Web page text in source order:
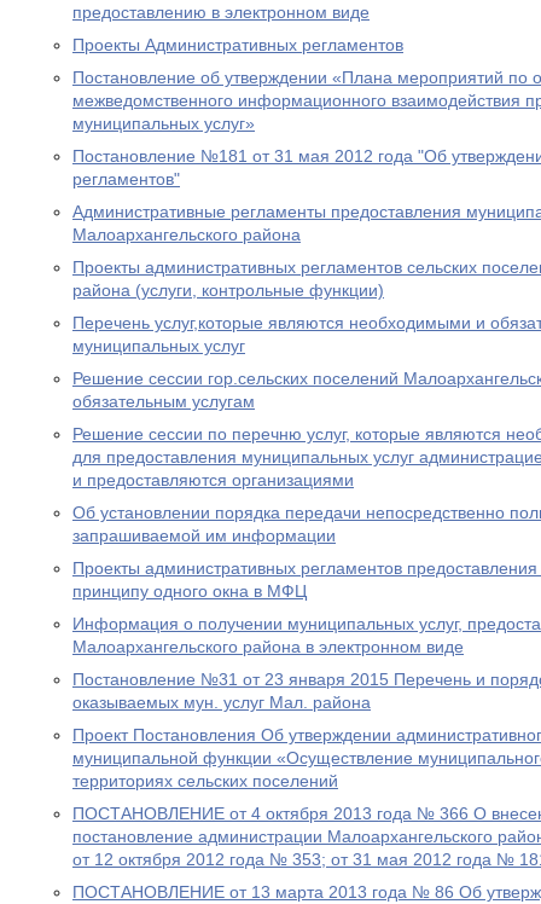
предоставлению в электронном виде
Проекты Административных регламентов
Постановление об утверждении «Плана мероприятий по
межведомственного информационного взаимодействия
муниципальных услуг»
Постановление №181 от 31 мая 2012 года "Об
регламентов"
Административные регламенты предоставления
Малоархангельского района
Проекты административных регламентов сельских
района (услуги, контрольные функции)
Перечень услуг,которые являются необходимыми и
муниципальных услуг
Решение сессии гор.сельских поселений
обязательным услугам
Решение сессии по перечню услуг, которые являются
для предоставления муниципальных услуг
и предоставляются организациями
Об установлении порядка передачи непосредственно
запрашиваемой им информации
Проекты административных регламентов
принципу одного окна в МФЦ
Информация о получении муниципальных услуг,
Малоархангельского района в электронном виде
Постановление №31 от 23 января 2015 Перечень и
оказываемых мун. услуг Мал. района
Проект Постановления Об утверждении
муниципальной функции «Осуществление
территориях сельских поселений
ПОСТАНОВЛЕНИЕ от 4 октября 2013 года № 366 О
постановление администрации Малоархангельского
от 12 октября 2012 года № 353; от 31 мая 2012 года №
ПОСТАНОВЛЕНИЕ от 13 марта 2013 года № 86 Об